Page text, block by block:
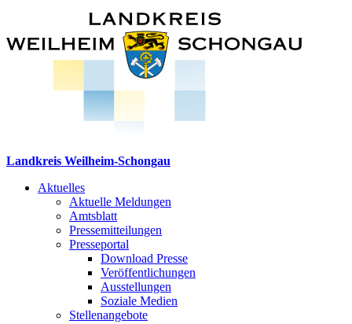
Landkreis Weilheim-Schongau
Aktuelles
Aktuelle Meldungen
Amtsblatt
Pressemitteilungen
Presseportal
Download Presse
Veröffentlichungen
Ausstellungen
Soziale Medien
Stellenangebote